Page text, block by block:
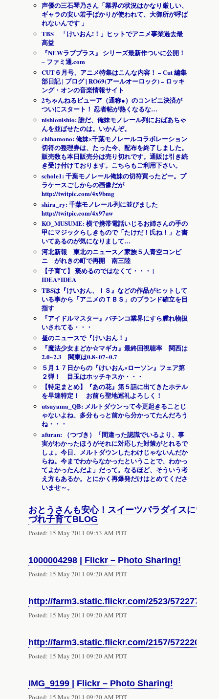
声優の三石琴乃さん「業界の状況はかなり厳しい、
ギャラの安い若手ばかりが使われて、大御所が呼ば
れないんです 」
TBS 「けいおん!！」ヒットでアニメ事業過去最
高益
『NEWラブプラス』 シリーズ最新作ついに公開！
– ファミ通.com
CUT６月号、アニメ特集はこんな内容！ – Cut 編集
部日記 | ブログ | RO69(アールオーロック) – ロッキ
ング・オンの音楽情報サイト
2ちゃんねるビューア（通称●）のコンビニ決済が
ついにスタート！ 忍者帖が熱くなるな…
nishionishio: 誰だ、俺妹モノレール列におばあちゃ
んを並ばせたのは。いかんぞ。
chibamono: 俺妹×千葉モノレールコラボレーション
切符の整理券は、たった今、配布を終了しました。
販売数も本日販売分は売り切れです。通販は引き続
き受け付けております。こちらもご利用下さい。
schole1: 千葉モノレール俺妹の切符買ったどー。プ
ラケースごしからの画像だが
http://twitpic.com/4x9bmg
shira_ry: 千葉モノレール列に並びました
http://twitpic.com/4x97aw
KO_MUSUME: 横で携帯電話いじるお姉さんの手の
甲にマジックらしきもので「たけだ！氏ね！」と書
いてあるのが気になりまして…
河北新報 東北のニュース／家族５人青空コンビ
ニ がれきの町で再開 南三陸
【子育て】 褒めるのではなくて・・・ |
IDEA*IDEA
TBSは『けいおん、ＩＳ』などの作品がヒットして
いる事から「アニメのＴＢＳ」のブランド確立を目
指す
『アイドルマスター』パチンコ業界にすら腫れ物扱
いされてる・・・
昼のニュースで『けいおん！』
『魔法少女まどか☆マギカ』最終回視聴率 関西は
2.0~2.3 関東は0.8~07~0.7
５月１７日からの『けいおん×ローソン』フェア第
２弾！ 目玉はホッチキスか・・・
【特定まとめ】『あの花』第５話に出てきたホテル
を早速特定！ お前ら聖地巡礼よろしく！
utsuyama_QB: メルトダウンって今更起きることじ
ゃないよね、多分もっと前から分かってたんだろう
ね・・・
afuran: （つづき）「間違った認識でいるより、事
実がわかったほうがそれに対応した対策がとれるで
しょ。今日、メルトダウンしたわけじゃないんだか
らね。今までわからなかったということで、わかっ
てよかったんだよ」だって。なるほど、そういう考
え方もあるか。とにかく再爆発だけはとめてくださ
いませ～。
おとうさんも安心！スイーツパラダイスにいっ
づれ子育てBLOG
Posted: 15 May 2011 09:53 AM PDT
1000004298 | Flickr – Photo Sharing!
Posted: 15 May 2011 09:20 AM PDT
http://farm3.static.flickr.com/2523/
Posted: 15 May 2011 09:20 AM PDT
http://farm3.static.flickr.com/2157/
Posted: 15 May 2011 09:20 AM PDT
IMG_9199 | Flickr – Photo Sharing!
Posted: 15 May 2011 09:20 AM PDT